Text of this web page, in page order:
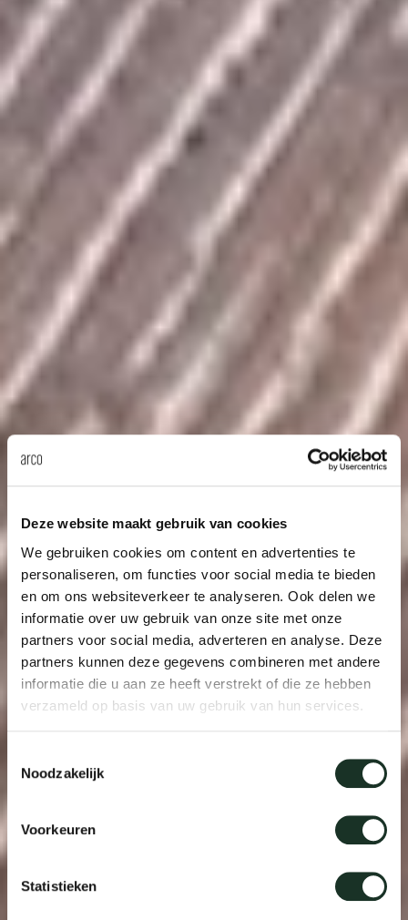
Deze website maakt gebruik van cookies
We gebruiken cookies om content en advertenties te
personaliseren, om functies voor social media te bieden
en om ons websiteverkeer te analyseren. Ook delen we
informatie over uw gebruik van onze site met onze
partners voor social media, adverteren en analyse. Deze
partners kunnen deze gegevens combineren met andere
informatie die u aan ze heeft verstrekt of die ze hebben
verzameld op basis van uw gebruik van hun services.
Noodzakelijk
Voorkeuren
Statistieken